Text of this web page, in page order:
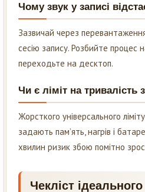
Чому звук у записі
Зазвичай через
сесію запису. Розбийте процес
переходьте на десктоп.
Чи є ліміт на тривалість
Жорсткого універсального
задають пам’ять, нагрів і
хвилин ризик збою помітно
Чекліст